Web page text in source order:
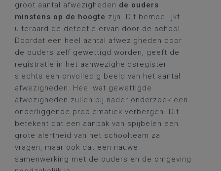
groot aantal afwezigheden de ouders
minstens op de hoogte zijn. Dit bemoeilijkt
uiteraard de detectie ervan door de school.
Doordat een heel aantal afwezigheden door
de ouders zelf gewettigd worden, geeft de
registratie in het aanwezigheidsregister
slechts een onvolledig beeld van het aantal
afwezigheden. Heel wat gewettigde
afwezigheden zullen bij nader onderzoek een
onderliggende problematiek verbergen. Dit
betekent dat een aanpak van spijbelen een
grote alertheid van het schoolteam zal
vragen, maar ook dat een nauwe
samenwerking met de ouders en de omgeving